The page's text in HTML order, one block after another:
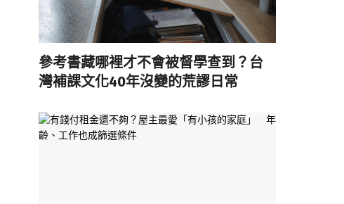
參考書藏哪裡才不會被督學查到？台
灣補課文化40年沒變的荒謬日常